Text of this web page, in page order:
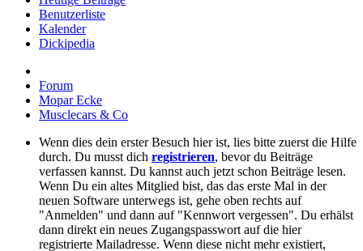
Benutzerliste
Kalender
Dickipedia
Forum
Mopar Ecke
Musclecars & Co
Wenn dies dein erster Besuch hier ist, lies bitte zuerst die Hilfe
durch. Du musst dich registrieren, bevor du Beiträge
verfassen kannst. Du kannst auch jetzt schon Beiträge lesen.
Wenn Du ein altes Mitglied bist, das das erste Mal in der
neuen Software unterwegs ist, gehe oben rechts auf
"Anmelden" und dann auf "Kennwort vergessen". Du erhälst
dann direkt ein neues Zugangspasswort auf die hier
registrierte Mailadresse. Wenn diese nicht mehr existiert,